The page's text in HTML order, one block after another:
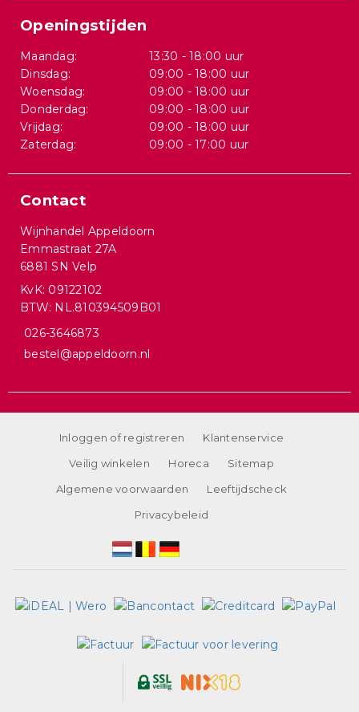
Openingstijden
Maandag:
13:30 - 18:00 uur
Dinsdag:
09:00 - 18:00 uur
Woensdag:
09:00 - 18:00 uur
Donderdag:
09:00 - 18:00 uur
Vrijdag:
09:00 - 18:00 uur
Zaterdag:
09:00 - 17:00 uur
Contact
Wijnhandel Appeldoorn
Emmastraat 27A
6881 SN Velp
KvK: 09122102
BTW: NL.810394509B01
026-3646873
bestel@appeldoorn.nl
Inloggen of registreren
Klantenservice
Veilig winkelen
Horeca
Sitemap
Algemene voorwaarden
Leeftijdscheck
Privacybeleid